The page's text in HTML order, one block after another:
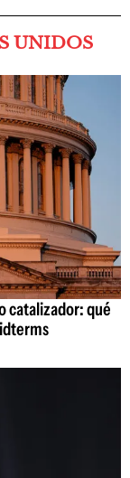
UNIDOS
catalizador: qué